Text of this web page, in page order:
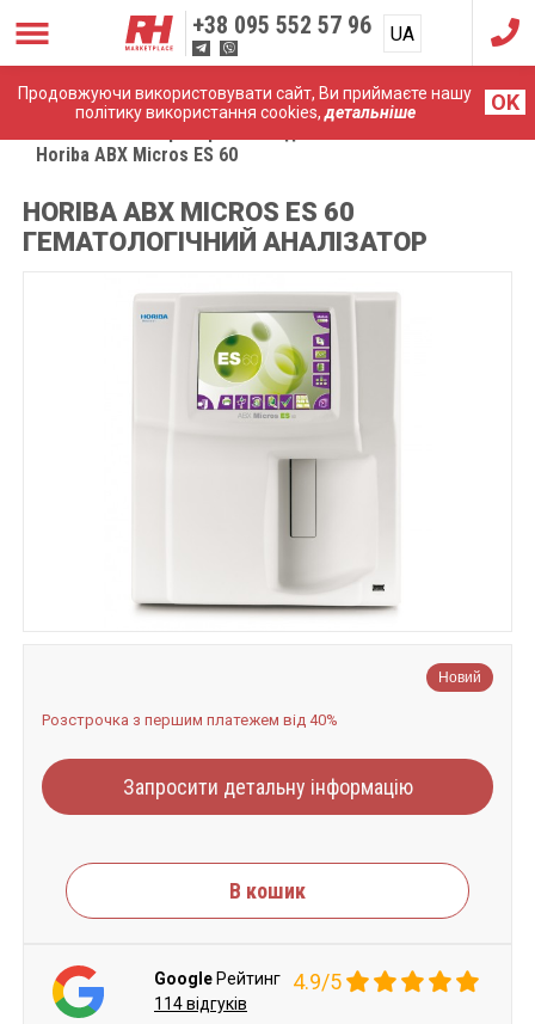
Продовжуючи використовувати сайт, Ви приймаєте нашу
політику використання cookies,детальніше OK
+38 095 552 57 96 UA
RU
Horiba ABX Micros ES 60
HORIBA ABX MICROS ES 60
ГЕМАТОЛОГІЧНИЙ АНАЛІЗАТОР
Новий
Розстрочка з першим платежем від 40%
Запросити детальну інформацію
В кошик
Google Рейтинг 4.9/5
114 відгуків